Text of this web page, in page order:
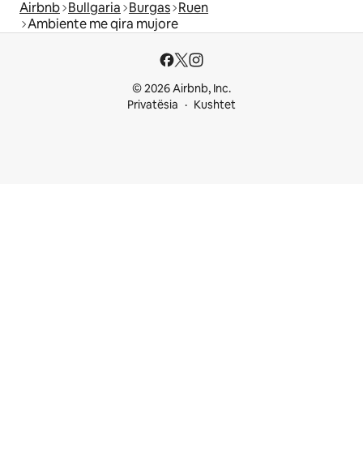
Airbnb Bullgaria Burgas Ruen
Ambiente me qira mujore
© 2026 Airbnb, Inc.
Privatësia
Kushtet